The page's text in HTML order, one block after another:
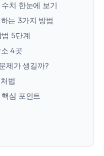
치 한눈에 보기
는 3가지 방법
5단계
4곳
제가 생길까?
법
심 포인트